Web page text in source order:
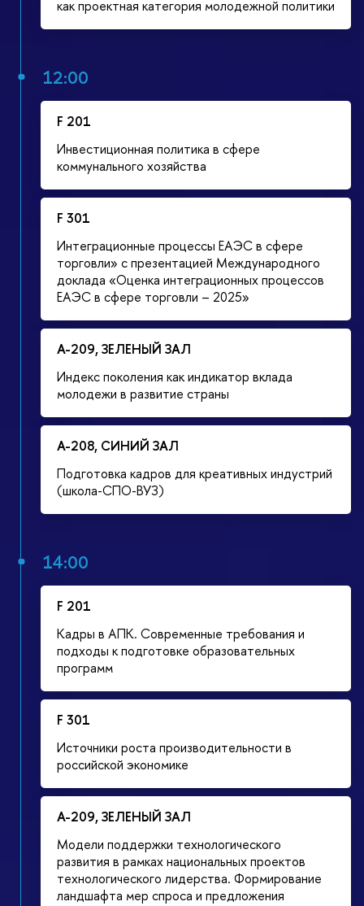
как проектная категория молодежной политики
12:00
F 201
Инвестиционная политика в сфере
коммунального хозяйства
F 301
Интеграционные процессы ЕАЭС в сфере
торговли» с презентацией Международного
доклада «Оценка интеграционных процессов
ЕАЭС в сфере торговли – 2025»
А-209, ЗЕЛЕНЫЙ ЗАЛ
Индекс поколения как индикатор вклада
молодежи в развитие страны
А-208, СИНИЙ ЗАЛ
Подготовка кадров для креативных индустрий
(школа-СПО-ВУЗ)
14:00
F 201
Кадры в АПК. Современные требования и
подходы к подготовке образовательных
программ
F 301
Источники роста производительности в
российской экономике
А-209, ЗЕЛЕНЫЙ ЗАЛ
Модели поддержки технологического
развития в рамках национальных проектов
технологического лидерства. Формирование
ландшафта мер спроса и предложения